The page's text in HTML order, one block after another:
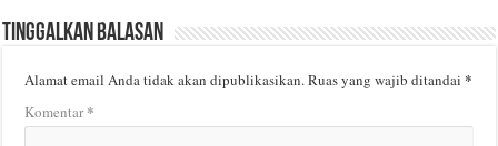
Tinggalkan Balasan
Alamat email Anda tidak akan dipublikasikan.Ruas yang wajib ditandai*
Komentar*